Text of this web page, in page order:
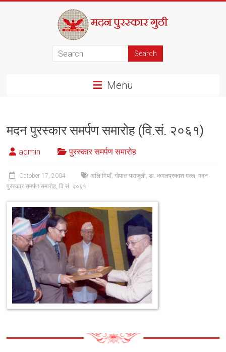
Menu
मदन पुरस्कार समर्पण समारोह (वि.सं. २०६१)
admin पुरस्कार समर्पण समारोह
October 17, 2004 अलि मियाँ,गोपाल पराजुली,डा. कमलप्रकाश मल्ल,मदन
पुरस्कार समर्पण समारोह,वि.सं. २०६१